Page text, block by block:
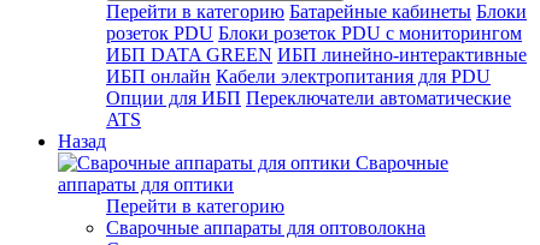
Перейти в категорию Батарейные кабинеты Блоки
розеток PDU Блоки розеток PDU с мониторингом
ИБП DATA GREEN ИБП линейно-интерактивные
ИБП онлайн Кабели электропитания для PDU
Опции для ИБП Переключатели автоматические
ATS
Назад
Сварочные
аппараты для оптики
Перейти в категорию
Сварочные аппараты для оптоволокна